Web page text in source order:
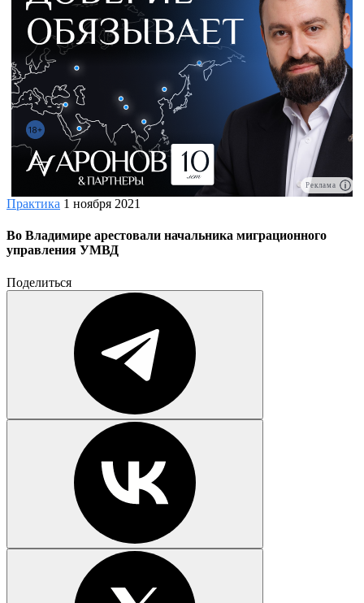
Реклама
Практика 1 ноября 2021
Во Владимире арестовали начальника миграционного
управления УМВД
Поделиться